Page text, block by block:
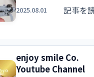
2025.08.01 記事を
enjoy smile Co.
Youtube Channel